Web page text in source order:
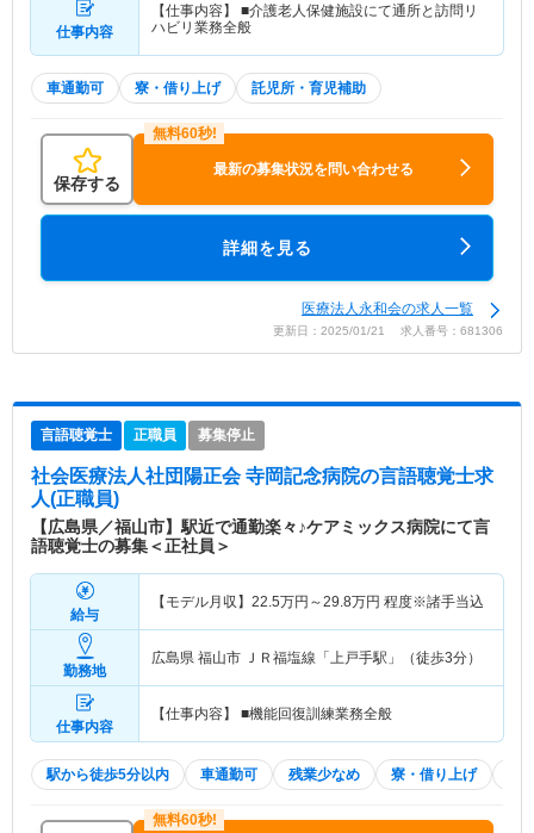
仕事内容
【仕事内容】 ■介護老人保健施設にて通所と訪問リ
ハビリ業務全般
車通勤可 寮・借り上げ 託児所・育児補助
保存する
最新の募集状況を問い合わせる
詳細を見る
医療法人永和会の求人一覧
更新日：2025/01/21 求人番号：681306
言語聴覚士 正職員 募集停止
社会医療法人社団陽正会 寺岡記念病院の言語聴覚士求
人(正職員)
【広島県／福山市】駅近で通勤楽々♪ケアミックス病院にて言
語聴覚士の募集＜正社員＞
給与
【モデル月収】 22.5万円～29.8万円 程度※諸手当込
勤務地
広島県 福山市 ＪＲ福塩線「上戸手駅」（徒歩3分）
仕事内容
【仕事内容】 ■機能回復訓練業務全般
駅から徒歩5分以内 車通勤可 残業少なめ 寮・借り上げ